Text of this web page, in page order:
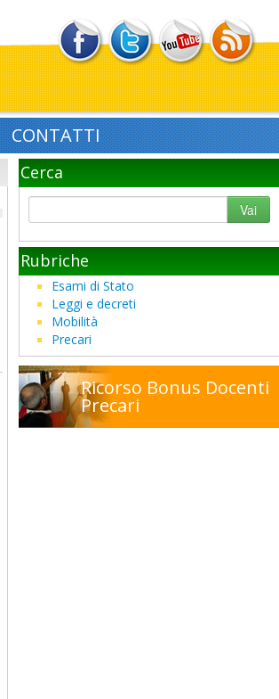
CONTATTI
Cerca
Vai
Rubriche
Esami di Stato
Leggi e decreti
Mobilità
Precari
Ricorso Bonus Docenti
Precari